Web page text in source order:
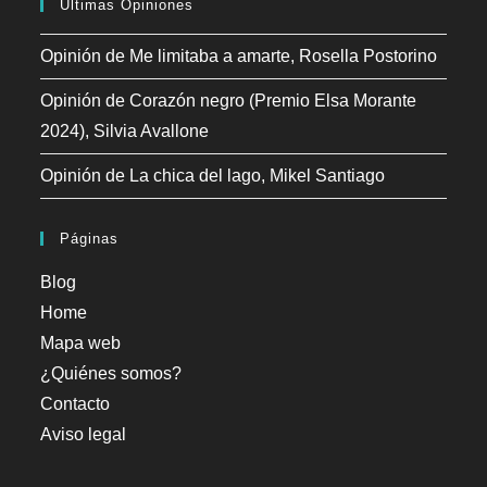
Últimas Opiniones
Opinión de Me limitaba a amarte, Rosella Postorino
Opinión de Corazón negro (Premio Elsa Morante
2024), Silvia Avallone
Opinión de La chica del lago, Mikel Santiago
Páginas
Blog
Home
Mapa web
¿Quiénes somos?
Contacto
Aviso legal